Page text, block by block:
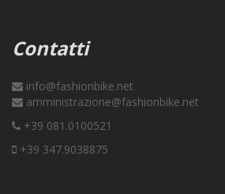
Contatti
info@fashionbike.net
amministrazione@fashionbike.net
+39 081.0100521
+39 347.9038875